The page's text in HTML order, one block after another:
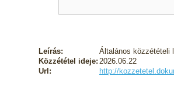
Leírás:
Általános közzétételi
Közzététel ideje: 2026.06.22
Url:
http://